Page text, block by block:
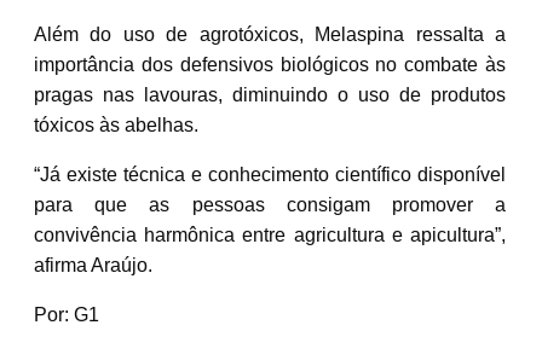
Além do uso de agrotóxicos, Melaspina ressalta a
importância dos defensivos biológicos no combate às
pragas nas lavouras, diminuindo o uso de produtos
tóxicos às abelhas.
“Já existe técnica e conhecimento científico disponível
para que as pessoas consigam promover a
convivência harmônica entre agricultura e apicultura”,
afirma Araújo.
Por: G1